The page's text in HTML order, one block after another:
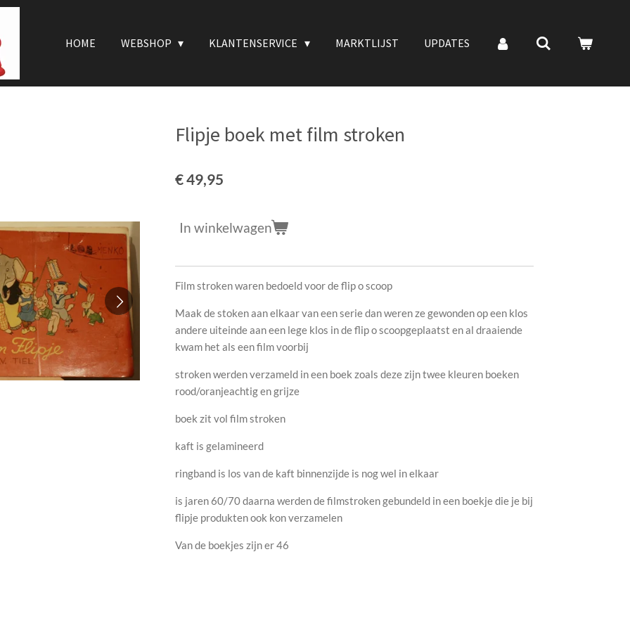
HOME WEBSHOP KLANTENSERVICE MARKTLIJST UPDATES
Flipje boek met film stroken
€ 49,95
In winkelwagen
Film stroken waren bedoeld voor de flip o scoop
Maak de stoken aan elkaar van een serie dan weren ze gewonden op een klos
andere uiteinde aan een lege klos in de flip o scoopgeplaatst en al draaiende
kwam het als een film voorbij
stroken werden verzameld in een boek zoals deze zijn twee kleuren boeken
rood/oranjeachtig en grijze
boek zit vol film stroken
kaft is gelamineerd
ringband is los van de kaft binnenzijde is nog wel in elkaar
is jaren 60/70 daarna werden de filmstroken gebundeld in een boekje die je bij
flipje produkten ook kon verzamelen
Van de boekjes zijn er 46